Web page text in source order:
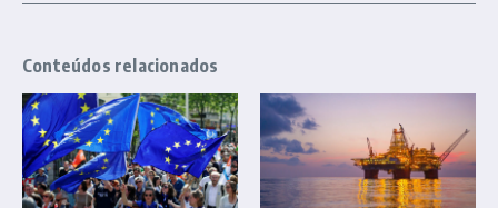
Conteúdos relacionados